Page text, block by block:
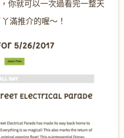
你就可以一次過看完一整天
滿推介的喔～！